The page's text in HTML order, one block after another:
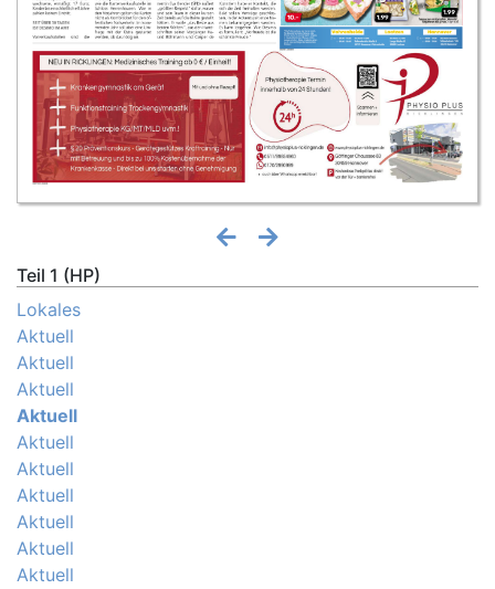
Teil 1 (HP)
Lokales
Aktuell
Aktuell
Aktuell
Aktuell
Aktuell
Aktuell
Aktuell
Aktuell
Aktuell
Aktuell